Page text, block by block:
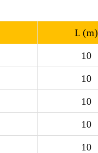
L (m)
10
10
10
10
10